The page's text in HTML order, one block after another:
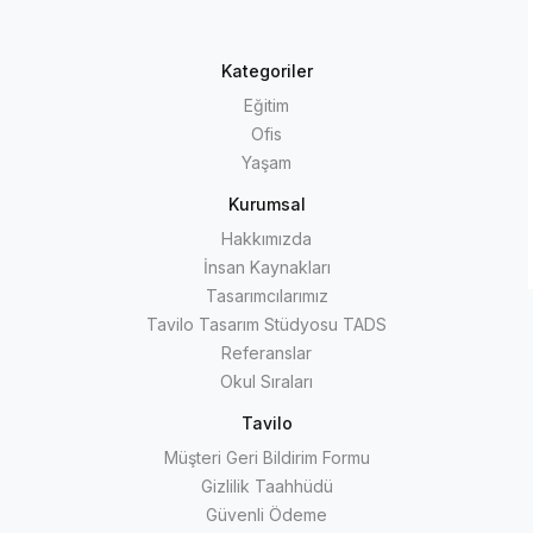
Kategoriler
Eğitim
Ofis
Yaşam
Kurumsal
Hakkımızda
İnsan Kaynakları
Tasarımcılarımız
Tavilo Tasarım Stüdyosu TADS
Referanslar
Okul Sıraları
Tavilo
Müşteri Geri Bildirim Formu
Gizlilik Taahhüdü
Güvenli Ödeme